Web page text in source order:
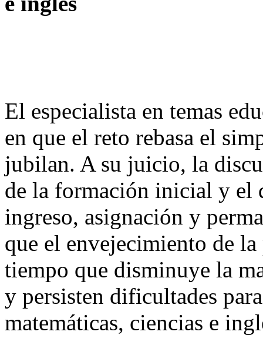
El especialista en temas
en que el reto rebasa el
jubilan. A su juicio, la
de la formación inicial y el
ingreso, asignación y
que el envejecimiento de
tiempo que disminuye la
y persisten dificultades
matemáticas, ciencias e